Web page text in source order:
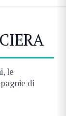
le
di